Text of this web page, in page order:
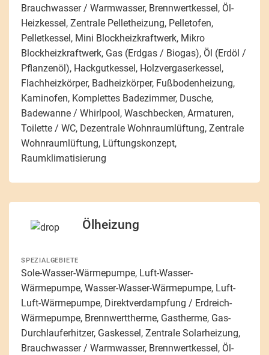
Brauchwasser / Warmwasser, Brennwertkessel, Öl-
Heizkessel, Zentrale Pelletheizung, Pelletofen,
Pelletkessel, Mini Blockheizkraftwerk, Mikro
Blockheizkraftwerk, Gas (Erdgas / Biogas), Öl (Erdöl /
Pflanzenöl), Hackgutkessel, Holzvergaserkessel,
Flachheizkörper, Badheizkörper, Fußbodenheizung,
Kaminofen, Komplettes Badezimmer, Dusche,
Badewanne / Whirlpool, Waschbecken, Armaturen,
Toilette / WC, Dezentrale Wohnraumlüftung, Zentrale
Wohnraumlüftung, Lüftungskonzept,
Raumklimatisierung
Ölheizung
SPEZIALGEBIETE
Sole-Wasser-Wärmepumpe, Luft-Wasser-
Wärmepumpe, Wasser-Wasser-Wärmepumpe, Luft-
Luft-Wärmepumpe, Direktverdampfung / Erdreich-
Wärmepumpe, Brennwerttherme, Gastherme, Gas-
Durchlauferhitzer, Gaskessel, Zentrale Solarheizung,
Brauchwasser / Warmwasser, Brennwertkessel, Öl-